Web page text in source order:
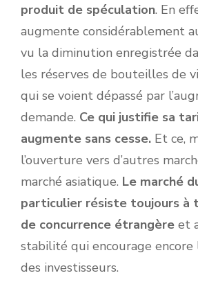
produit de spéculation. En
augmente considérablement
vu la diminution enregistrée
les réserves de bouteilles de
qui se voient dépassé par
demande. Ce qui justifie sa
augmente sans cesse. Et ce,
l’ouverture vers d’autres
marché asiatique. Le marché
particulier résiste toujours
de concurrence étrangère et
stabilité qui encourage encore
des investisseurs.